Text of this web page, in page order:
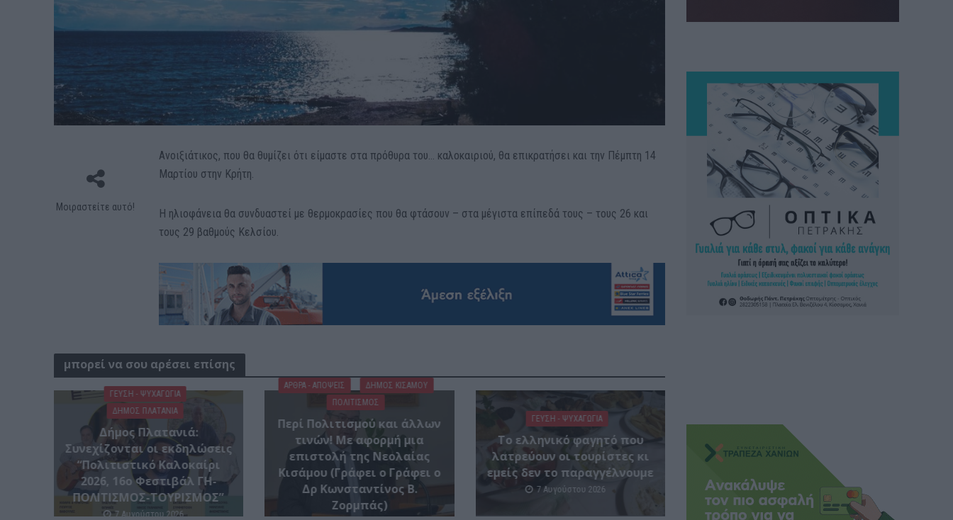
Μοιραστείτε αυτό!
Ανοιξιάτικος, που θα θυμίζει ότι είμαστε στα πρόθυρα του… καλοκαιριού, θα επικρατήσει και την Πέμπτη 14
Μαρτίου στην Κρήτη.
Η ηλιοφάνεια θα συνδυαστεί με θερμοκρασίες που θα φτάσουν – στα μέγιστα επίπεδά τους – τους 26 και
τους 29 βαθμούς Κελσίου.
μπορεί να σου αρέσει επίσης
ΓΕΎΣΗ - ΨΥΧΑΓΩΓΊΑ
ΔΉΜΟΣ ΠΛΑΤΑΝΙΆ
Δήμος Πλατανιά:
Συνεχίζονται οι εκδηλώσεις
“Πολιτιστικό Καλοκαίρι
2026, 16ο Φεστιβάλ ΓΗ-
ΠΟΛΙΤΙΣΜΟΣ-ΤΟΥΡΙΣΜΟΣ”
7 Αυγούστου 2026
ΑΡΘΡΑ - ΑΠΟΨΕΙΣ
ΔΉΜΟΣ ΚΙΣΆΜΟΥ
ΠΟΛΙΤΙΣΜΟΣ
Περί Πολιτισμού και άλλων
τινών! Mε αφορμή μια
επιστολή της Νεολαίας
Κισάμου (Γράφει ο Γράφει ο
Δρ Κωνσταντίνος Β.
Ζορμπάς)
ΓΕΎΣΗ - ΨΥΧΑΓΩΓΊΑ
Το ελληνικό φαγητό που
λατρεύουν οι τουρίστες κι
εμείς δεν το παραγγέλνουμε
7 Αυγούστου 2026